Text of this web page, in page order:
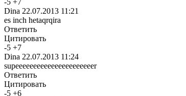
-5 +7
Dina 22.07.2013 11:21
es inch hetaqrqira
Ответить
Цитировать
-5 +7
Dina 22.07.2013 11:24
supeeeeeeeeeeeeeeeeeeeeeer
Ответить
Цитировать
-5 +6